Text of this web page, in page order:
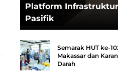
Platform
Pasifik
Semarak HUT ke-
Makassar dan
Darah